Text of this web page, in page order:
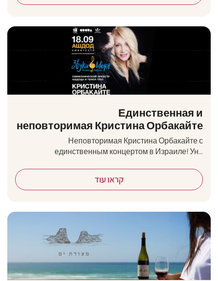
Единственная и
неповторимая Кристина Орбакайте
Неповторимая Кристина Орбакайте с
единственным концертом в Израиле! Ун...
קראו עוד